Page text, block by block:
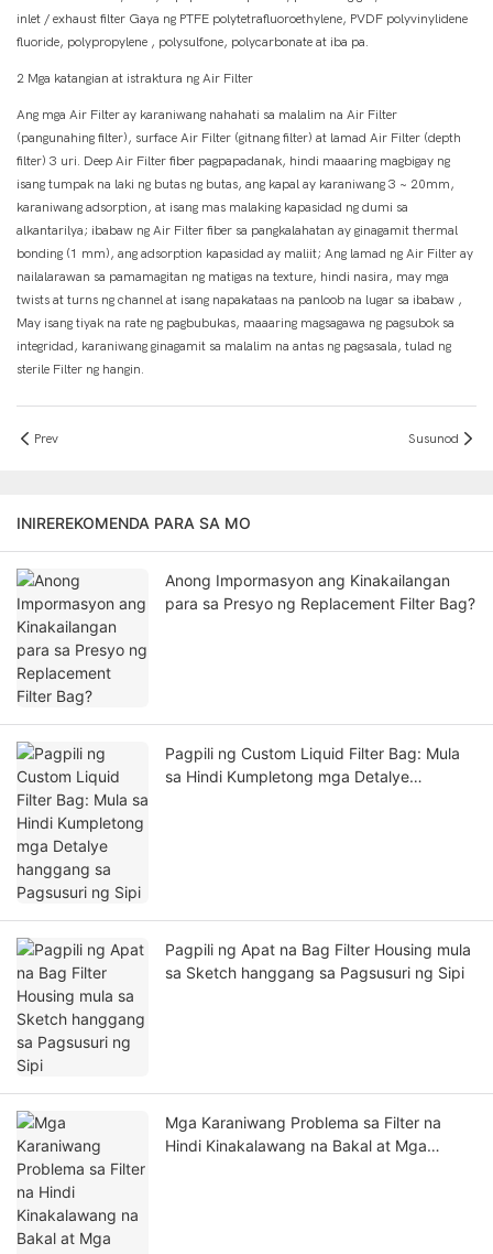
inlet / exhaust filter Gaya ng PTFE polytetrafluoroethylene, PVDF polyvinylidene
fluoride, polypropylene , polysulfone, polycarbonate at iba pa.
2 Mga katangian at istraktura ng Air Filter
Ang mga Air Filter ay karaniwang nahahati sa malalim na Air Filter
(pangunahing filter), surface Air Filter (gitnang filter) at lamad Air Filter (depth
filter) 3 uri. Deep Air Filter fiber pagpapadanak, hindi maaaring magbigay ng
isang tumpak na laki ng butas ng butas, ang kapal ay karaniwang 3 ~ 20mm,
karaniwang adsorption, at isang mas malaking kapasidad ng dumi sa
alkantarilya; ibabaw ng Air Filter fiber sa pangkalahatan ay ginagamit thermal
bonding (1 mm), ang adsorption kapasidad ay maliit; Ang lamad ng Air Filter ay
nailalarawan sa pamamagitan ng matigas na texture, hindi nasira, may mga
twists at turns ng channel at isang napakataas na panloob na lugar sa ibabaw ,
May isang tiyak na rate ng pagbubukas, maaaring magsagawa ng pagsubok sa
integridad, karaniwang ginagamit sa malalim na antas ng pagsasala, tulad ng
sterile Filter ng hangin.
Prev Susunod
INIREREKOMENDA PARA SA MO
Anong Impormasyon ang Kinakailangan
para sa Presyo ng Replacement Filter Bag?
Pagpili ng Custom Liquid Filter Bag: Mula
sa Hindi Kumpletong mga Detalye
Pagpili ng Apat na Bag Filter Housing mula
sa Sketch hanggang sa Pagsusuri ng Sipi
Mga Karaniwang Problema sa Filter na
Hindi Kinakalawang na Bakal at Mga